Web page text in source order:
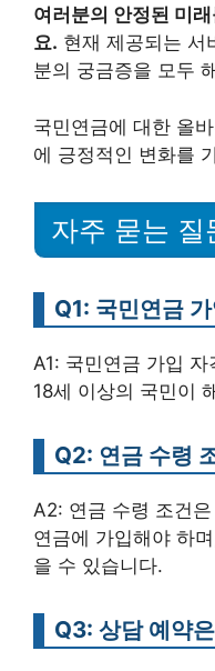
여러분의 안정된 미
요. 현재 제공되는 서
분의 궁금증을 모두
국민연금에 대한 올
에 긍정적인 변화를
자주 묻는 질
Q1: 국민연금
A1: 국민연금 가입
18세 이상의 국민이
Q2: 연금 수령
A2: 연금 수령 조건
연금에 가입해야 하
을 수 있습니다.
Q3: 상담 예약